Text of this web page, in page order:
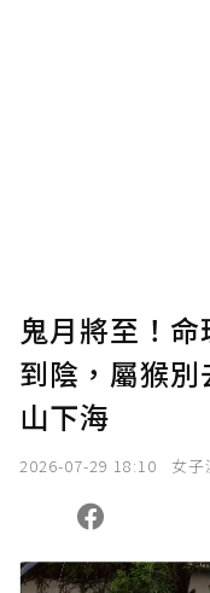
鬼月將至！
到陰，屬猴
山下海
2026-07-29 18:10 女子